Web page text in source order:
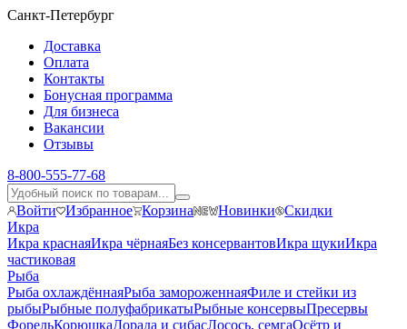
Санкт-Петербург
Доставка
Оплата
Контакты
Бонусная программа
Для бизнеса
Вакансии
Отзывы
8-800-555-77-68
Войти Избранное Корзина Новинки Скидки
Икра
Икра краснаяИкра чёрнаяБез консервантовИкра щукиИкра
частиковая
Рыба
Рыба охлаждённаяРыба замороженнаяФиле и стейки из
рыбыРыбные полуфабрикатыРыбные консервыПресервы
ФорельКорюшкаДорада и сибасЛосось, семгаОсётр и